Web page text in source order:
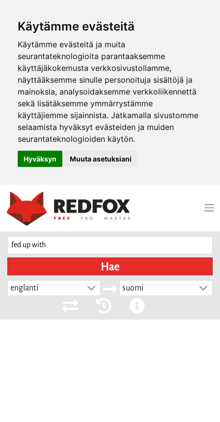
Käytämme evästeitä
Käytämme evästeitä ja muita
seurantateknologioita parantaaksemme
käyttäjäkokemusta verkkosivustollamme,
näyttääksemme sinulle personoituja sisältöjä ja
mainoksia, analysoidaksemme verkkoliikennettä
sekä lisätäksemme ymmärrystämme
käyttäjiemme sijainnista. Jatkamalla sivustomme
selaamista hyväksyt evästeiden ja muiden
seurantateknologioiden käytön.
Hyväksyn Muuta asetuksiani
Hae
englanti suomi